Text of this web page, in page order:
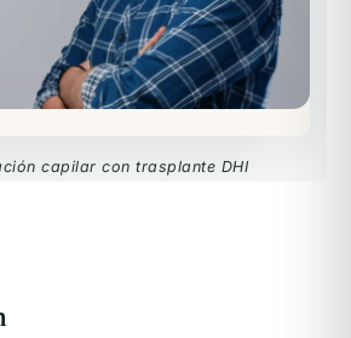
capilar con trasplante DHI